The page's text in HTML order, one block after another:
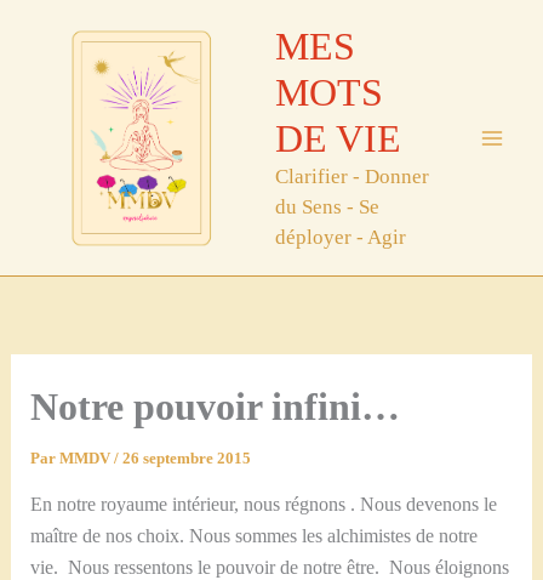
MES
MOTS
DE VIE
Clarifier - Donner
du Sens - Se
déployer - Agir
Notre pouvoir infini…
Par MMDV / 26 septembre 2015
En notre royaume intérieur, nous régnons . Nous devenons le
maître de nos choix. Nous sommes les alchimistes de notre
vie. Nous ressentons le pouvoir de notre être. Nous éloignons